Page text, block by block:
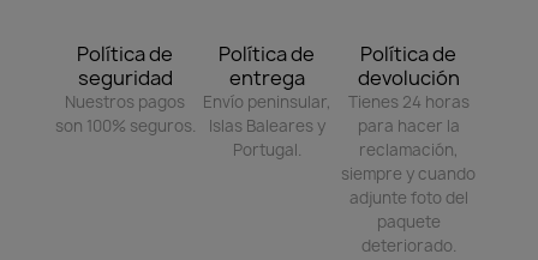
Política de
seguridad
Nuestros pagos
son 100% seguros.
Política de
entrega
Envío peninsular,
Islas Baleares y
Portugal.
Política de
devolución
Tienes 24 horas
para hacer la
reclamación,
siempre y cuando
adjunte foto del
paquete
deteriorado.